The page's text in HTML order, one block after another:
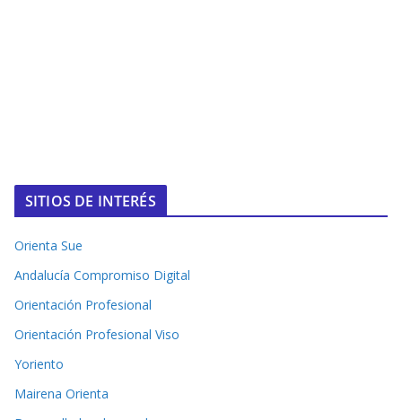
SITIOS DE INTERÉS
Orienta Sue
Andalucía Compromiso Digital
Orientación Profesional
Orientación Profesional Viso
Yoriento
Mairena Orienta